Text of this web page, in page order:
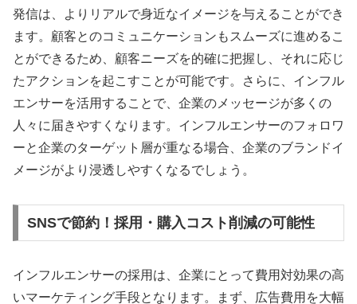
発信は、よりリアルで身近なイメージを与えることができ
ます。顧客とのコミュニケーションもスムーズに進めるこ
とができるため、顧客ニーズを的確に把握し、それに応じ
たアクションを起こすことが可能です。さらに、インフル
エンサーを活用することで、企業のメッセージが多くの
人々に届きやすくなります。インフルエンサーのフォロワ
ーと企業のターゲット層が重なる場合、企業のブランドイ
メージがより浸透しやすくなるでしょう。
SNSで節約！採用・購入コスト削減の可能性
インフルエンサーの採用は、企業にとって費用対効果の高
いマーケティング手段となります。まず、広告費用を大幅